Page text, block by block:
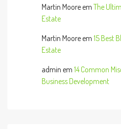
Martin MooreemThe
Estate
Martin Mooreem 15 Best
Estate
admin em 14 Common
Business Development